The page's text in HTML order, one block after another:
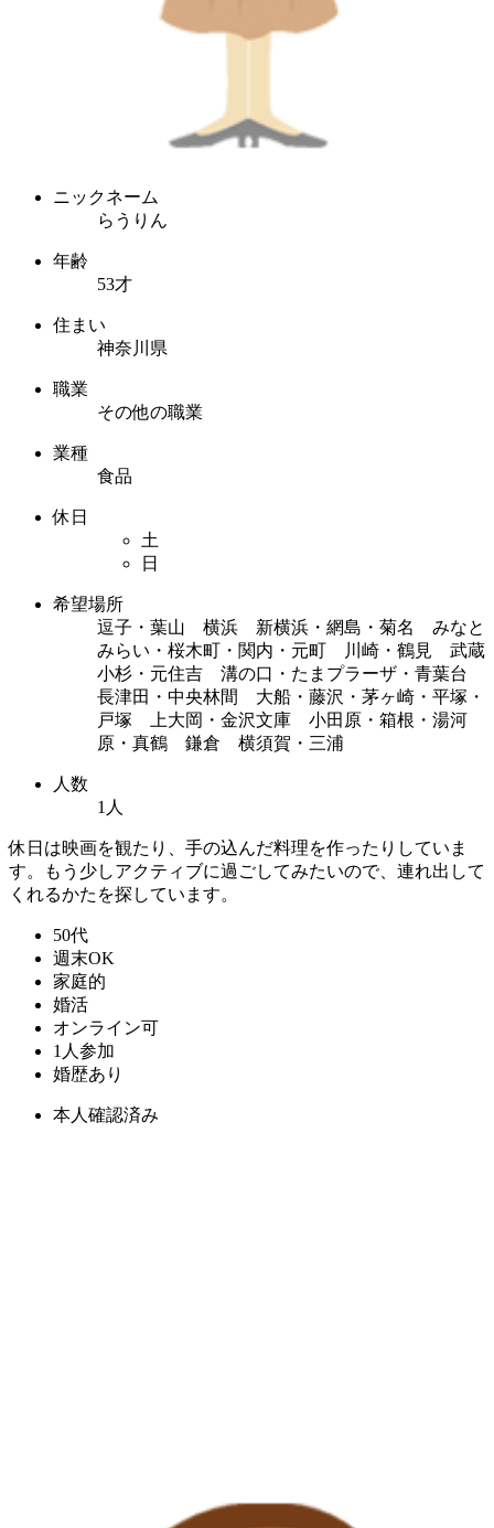
ニックネーム
らうりん
年齢
53才
住まい
神奈川県
職業
その他の職業
業種
食品
休日
土
日
希望場所
逗子・葉山 横浜 新横浜・網島・菊名 みなと
みらい・桜木町・関内・元町 川崎・鶴見 武蔵
小杉・元住吉 溝の口・たまプラーザ・青葉台
長津田・中央林間 大船・藤沢・茅ヶ崎・平塚・
戸塚 上大岡・金沢文庫 小田原・箱根・湯河
原・真鶴 鎌倉 横須賀・三浦
人数
1人
休日は映画を観たり、手の込んだ料理を作ったりしていま
す。もう少しアクティブに過ごしてみたいので、連れ出して
くれるかたを探しています。
50代
週末OK
家庭的
婚活
オンライン可
1人参加
婚歴あり
本人確認済み